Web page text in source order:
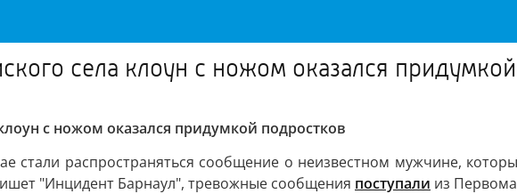
села клоун с ножом оказался
с ножом оказался придумкой подростков
стали распространяться сообщение о неизвестном мужчине,
"Инцидент Барнаул", тревожные сообщения поступали из